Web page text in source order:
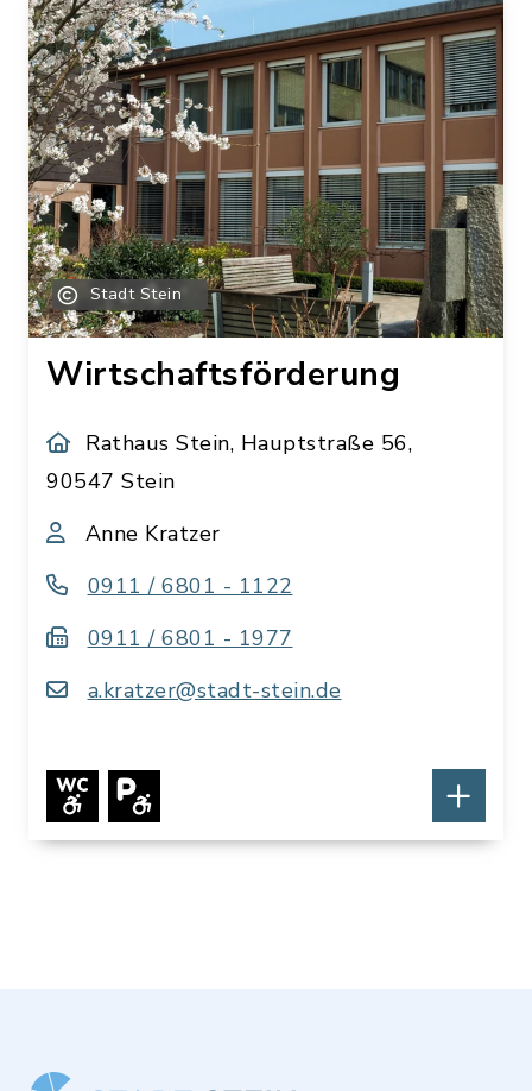
Stadt Stein
Wirtschaftsförderung
Rathaus Stein, Hauptstraße 56,
90547 Stein
Anne Kratzer
0911 / 6801 - 1122
0911 / 6801 - 1977
a.kratzer@stadt-stein.de